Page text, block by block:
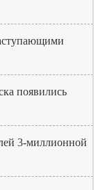
появились
3-миллионной